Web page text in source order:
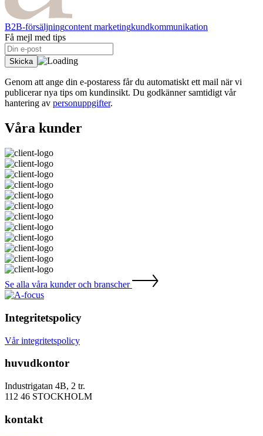
B2B-försäljningcontent marketingkundkommunikation
Få mejl med tips
Genom att ange din e-postaress får du automatiskt ett mail när vi
publicerar nya tips om kundinsikt. Du godkänner samtidigt vår
hantering av personuppgifter.
Våra kunder
Se alla våra kunder och branscher
Integritetspolicy
Vår integritetspolicy
huvudkontor
Industrigatan 4B, 2 tr.
112 46 STOCKHOLM
kontakt